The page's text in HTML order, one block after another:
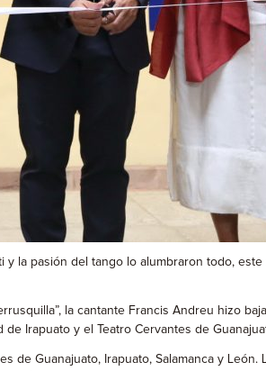
la pasión del tango lo alumbraron todo,
la cantante Francis Andreu hizo
Irapuato y el Teatro Cervantes de
Guanajuato, Irapuato, Salamanca y